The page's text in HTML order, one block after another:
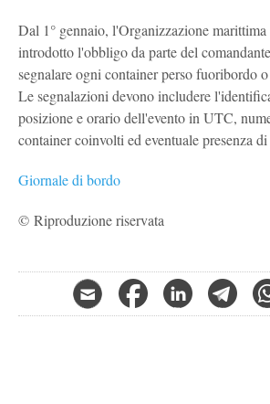
Dal 1° gennaio, l'Organizzazione
introdotto l'obbligo da parte del
segnalare ogni container perso fuoribordo
Le segnalazioni devono includere
posizione e orario dell'evento in UTC,
container coinvolti ed eventuale presenza
Giornale di bordo
© Riproduzione riservata